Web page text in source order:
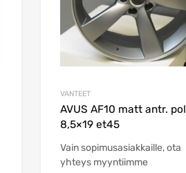
VANTEET
AVUS AF10 matt antr. pol
8,5×19 et45
Vain sopimusasiakkaille, ota
yhteys myyntiimme